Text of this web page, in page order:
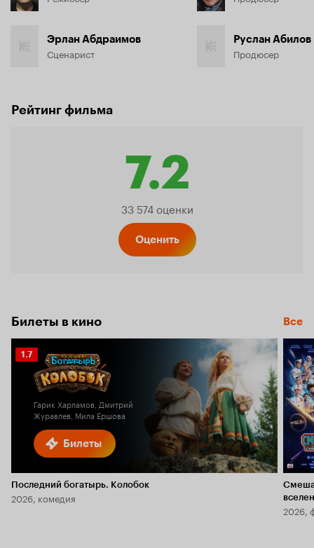
Эрлан Абдраимов
Сценарист
Руслан Абилов
Продюсер
Рейтинг фильма
7.2
Рейтинг
33 574 оценки
Оценить
Билеты в кино Все
Билеты
Рейтинг
Кинопоиска
1.7
Гарик Харламов, Дмитрий
Журавлев, Мила Ершова
Последний богатырь. Колобок
2026, комедия
2026,